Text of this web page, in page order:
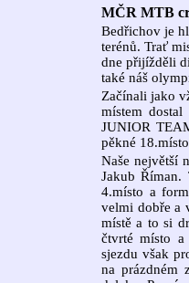
MČR MTB
Bedřichov je
terénů. Trať
dne přijížděli
také náš
Začínali jako
místem
JUNIOR
pěkné
Naše největší
Jakub Říman.
4.místo a
velmi dobře a
místě a to si
čtvrté místo
sjezdu však
na prázdném